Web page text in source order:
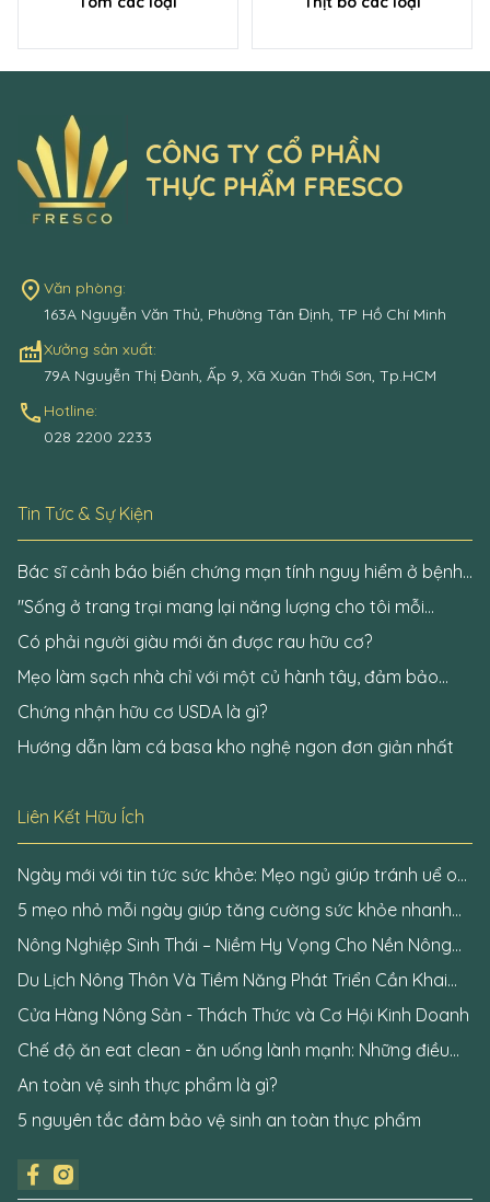
place Văn phòng:
163A Nguyễn Văn Thủ, Phường Tân Định, TP Hồ Chí Minh
factoryXưởng sản xuất:
79A Nguyễn Thị Đành, Ấp 9, Xã Xuân Thới Sơn, Tp.HCM
call Hotline:
028 2200 2233
Tin Tức & Sự Kiện
Bác sĩ cảnh báo biến chứng mạn tính nguy hiểm ở bệnh
nhân đái tháo đường
"Sống ở trang trại mang lại năng lượng cho tôi mỗi
ngày"
Có phải người giàu mới ăn được rau hữu cơ?
Mẹo làm sạch nhà chỉ với một củ hành tây, đảm bảo
không còn một bóng virus Covid-19
Chứng nhận hữu cơ USDA là gì?
Hướng dẫn làm cá basa kho nghệ ngon đơn giản nhất
Liên Kết Hữu Ích
Ngày mới với tin tức sức khỏe: Mẹo ngủ giúp tránh uể oải
khi thức dậy
5 mẹo nhỏ mỗi ngày giúp tăng cường sức khỏe nhanh
chóng
Nông Nghiệp Sinh Thái – Niềm Hy Vọng Cho Nền Nông
Nghiệp Tương Lai
Du Lịch Nông Thôn Và Tiềm Năng Phát Triển Cần Khai
Phá
Cửa Hàng Nông Sản - Thách Thức và Cơ Hội Kinh Doanh
Chế độ ăn eat clean - ăn uống lành mạnh: Những điều
cần biết
An toàn vệ sinh thực phẩm là gì?
5 nguyên tắc đảm bảo vệ sinh an toàn thực phẩm